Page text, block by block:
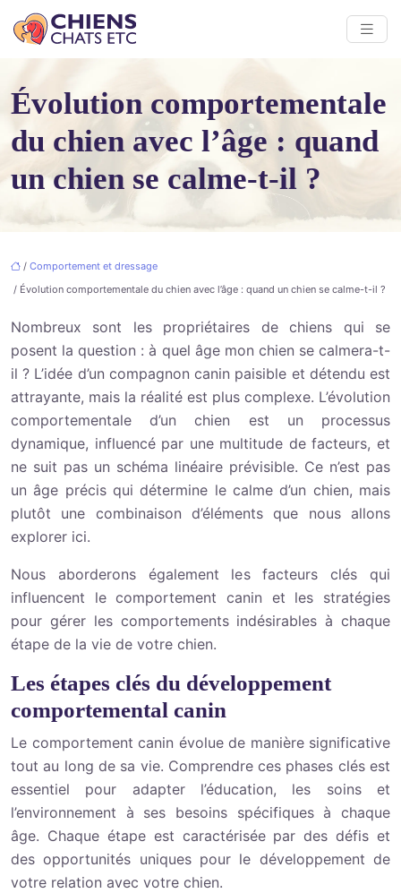
Évolution comportementale
du chien avec l’âge : quand
un chien se calme-t-il ?
/ Comportement et dressage
/ Évolution comportementale du chien avec l’âge : quand un chien se calme-t-il ?
Nombreux sont les propriétaires de chiens qui se
posent la question : à quel âge mon chien se calmera-t-
il ? L’idée d’un compagnon canin paisible et détendu est
attrayante, mais la réalité est plus complexe. L’évolution
comportementale d’un chien est un processus
dynamique, influencé par une multitude de facteurs, et
ne suit pas un schéma linéaire prévisible. Ce n’est pas
un âge précis qui détermine le calme d’un chien, mais
plutôt une combinaison d’éléments que nous allons
explorer ici.
Nous aborderons également les facteurs clés qui
influencent le comportement canin et les stratégies
pour gérer les comportements indésirables à chaque
étape de la vie de votre chien.
Les étapes clés du développement
comportemental canin
Le comportement canin évolue de manière significative
tout au long de sa vie. Comprendre ces phases clés est
essentiel pour adapter l’éducation, les soins et
l’environnement à ses besoins spécifiques à chaque
âge. Chaque étape est caractérisée par des défis et
des opportunités uniques pour le développement de
votre relation avec votre chien.